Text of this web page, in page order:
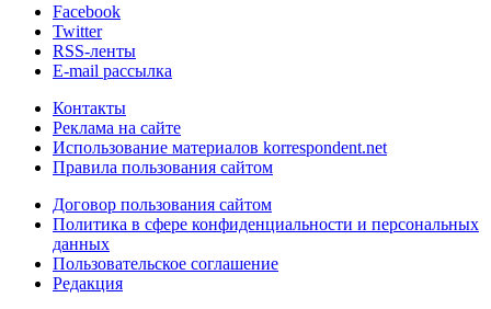
Facebook
Twitter
RSS-ленты
E-mail рассылка
Контакты
Реклама на сайте
Использование материалов korrespondent.net
Правила пользования сайтом
Договор пользования сайтом
Политика в сфере конфиденциальности и персональных
данных
Пользовательское соглашение
Редакция